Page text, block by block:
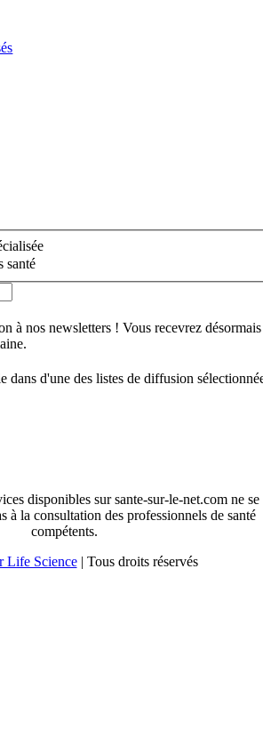
santé
à nos newsletters ! Vous recevrez désormais
dans d'une des listes de diffusion
disponibles sur sante-sur-le-net.com ne se
à la consultation des professionnels de santé
compétents.
Life Science| Tous droits réservés